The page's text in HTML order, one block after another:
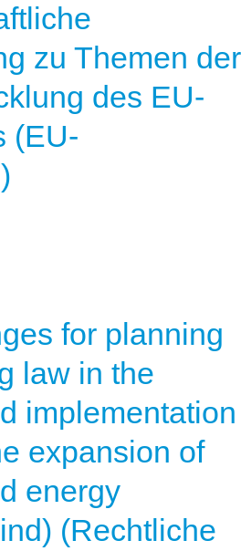
zu Themen der
des EU-
(EU-
for planning
law in the
implementation
expansion of
energy
(Rechtliche